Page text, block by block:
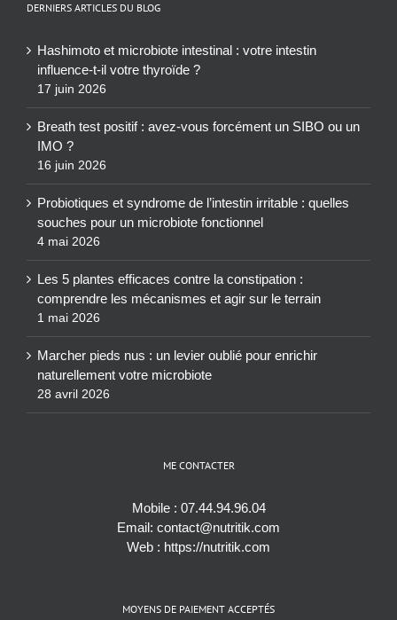
DERNIERS ARTICLES DU BLOG
Hashimoto et microbiote intestinal : votre intestin
influence-t-il votre thyroïde ?
17 juin 2026
Breath test positif : avez-vous forcément un SIBO ou un
IMO ?
16 juin 2026
Probiotiques et syndrome de l’intestin irritable : quelles
souches pour un microbiote fonctionnel
4 mai 2026
Les 5 plantes efficaces contre la constipation :
comprendre les mécanismes et agir sur le terrain
1 mai 2026
Marcher pieds nus : un levier oublié pour enrichir
naturellement votre microbiote
28 avril 2026
ME CONTACTER
Mobile : 07.44.94.96.04
Email: contact@nutritik.com
Web : https://nutritik.com
MOYENS DE PAIEMENT ACCEPTÉS